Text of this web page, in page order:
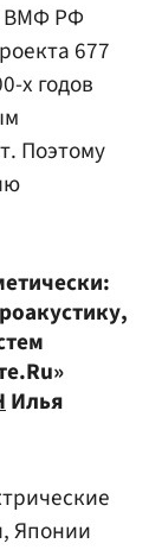
ВМФ РФ
677
х годов
Поэтому
Илья
Японии